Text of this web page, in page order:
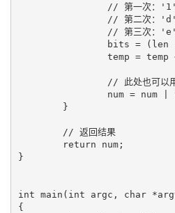
// 第一次：'1'为最高位，
// 第二次：'d'为次高位，
// 第三次：'e'为最低位，
bits = (len - i -
temp = temp <<
// 此处也可以用 num
num = num |
}
// 返回结果
return num;
}
int main(int argc, char
{